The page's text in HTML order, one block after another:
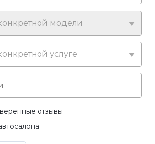
модели
услуге
отзывы